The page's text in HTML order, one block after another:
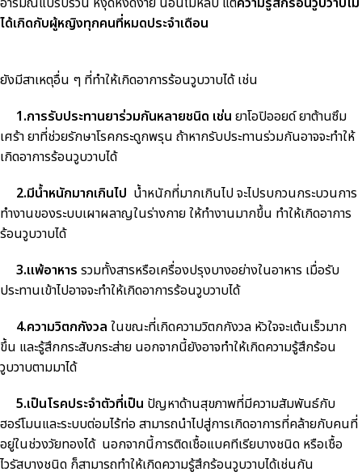
ได้เกิดกับผู้หญิงทุกคนที่หมดประจำเดือน
ยังมีสาเหตุอื่น ๆ ที่ทำให้เกิดอาการร้อนวูบวาบได้ เช่น
1.การรับประทานยาร่วมกันหลายชนิด เช่น ยาโอปิออยด์ ยาต้านซึม
เศร้า ยาที่ช่วยรักษาโรคกระดูกพรุน ถ้าหากรับประทานร่วมกันอาจจะทำให้
เกิดอาการร้อนวูบวาบได้
2.มีน้ำหนักมากเกินไป น้ำหนักที่มากเกินไป จะไปรบกวนกระบวนการ
ทำงานของระบบเผาผลาญในร่างกาย ให้ทำงานมากขึ้น ทำให้เกิดอาการ
ร้อนวูบวาบได้
3.แพ้อาหาร รวมทั้งสารหรือเครื่องปรุงบางอย่างในอาหาร เมื่อรับ
ประทานเข้าไปอาจจะทำให้เกิดอาการร้อนวูบวาบได้
4.ความวิตกกังวล ในขณะที่เกิดความวิตกกังวล หัวใจจะเต้นเร็วมาก
ขึ้น และรู้สึกกระสับกระส่าย นอกจากนี้ยังอาจทำให้เกิดความรู้สึกร้อน
วูบวาบตามมาได้
5.เป็นโรคประจำตัวที่เป็น ปัญหาด้านสุขภาพที่มีความสัมพันธ์กับ
ฮอร์โมนและระบบต่อมไร้ท่อ สามารถนำไปสู่การเกิดอาการที่คล้ายกับคนที่
อยู่ในช่วงวัยทองได้ นอกจากนี้การติดเชื้อแบคทีเรียบางชนิด หรือเชื้อ
ไวรัสบางชนิด ก็สามารถทำให้เกิดความรู้สึกร้อนวูบวาบได้เช่นกัน